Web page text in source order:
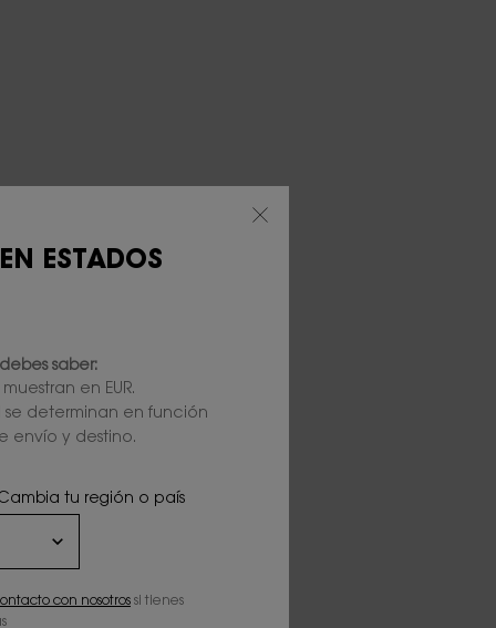
ESTADOS
saber:
en EUR.
se determinan en función
envío y destino.
tu región o país
con nosotros si tienes